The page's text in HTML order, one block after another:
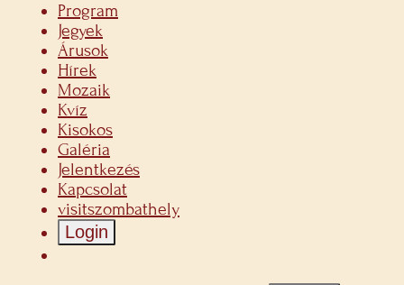
Program
Jegyek
Árusok
Hírek
Mozaik
Kvíz
Kisokos
Galéria
Jelentkezés
Kapcsolat
visitszombathely
Login